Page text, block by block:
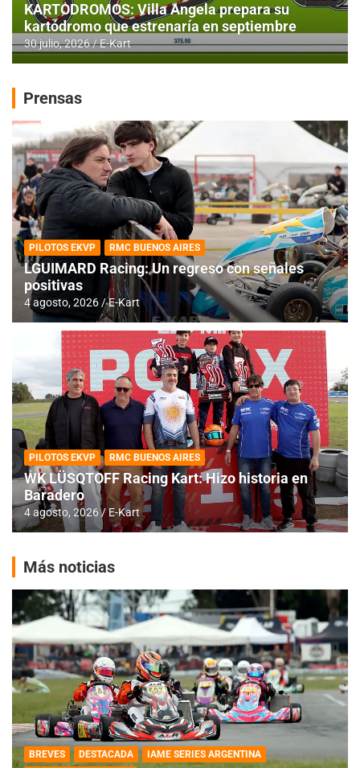
KARTODROMOS: Villa Angela prepara su
kartódromo que estrenaría en septiembre
30 julio, 2026 E-Kart
Prensas
PILOTOS EKVP RMC BUENOS AIRES
LGUIMARD Racing: Un regreso con señales
positivas
4 agosto, 2026 E-Kart
PILOTOS EKVP RMC BUENOS AIRES
WK LÜSQTOFF Racing Kart: Hizo historia en
Baradero
4 agosto, 2026 E-Kart
Más noticias
BREVES DESTACADA
IAME SERIES ARGENTINA